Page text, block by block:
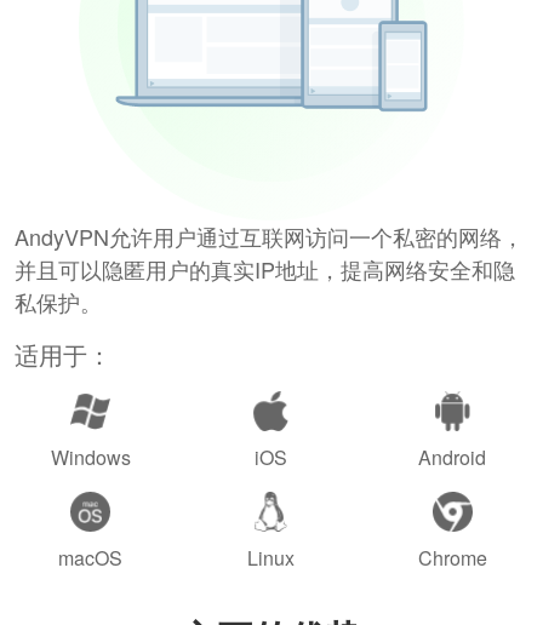
AndyVPN允许用户通过互联网访问一个私密的网络，
并且可以隐匿用户的真实IP地址，提高网络安全和隐
私保护。
适用于：
Windows iOS Android
macOS Linux Chrome